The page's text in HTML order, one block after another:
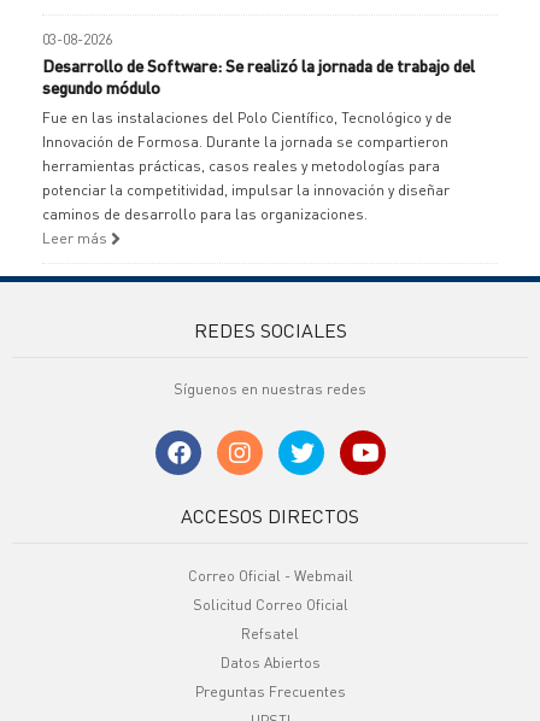
03-08-2026
Desarrollo de Software: Se realizó la jornada de trabajo del
segundo módulo
Fue en las instalaciones del Polo Científico, Tecnológico y de
Innovación de Formosa. Durante la jornada se compartieron
herramientas prácticas, casos reales y metodologías para
potenciar la competitividad, impulsar la innovación y diseñar
caminos de desarrollo para las organizaciones.
Leer más
REDES SOCIALES
Síguenos en nuestras redes
ACCESOS DIRECTOS
Correo Oficial - Webmail
Solicitud Correo Oficial
Refsatel
Datos Abiertos
Preguntas Frecuentes